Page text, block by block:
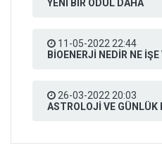
YENİ BİR ÖDÜL DAHA
11-05-2022 22:44
BİOENERJİ NEDİR NE İŞE
26-03-2022 20:03
ASTROLOJİ VE GÜNLÜK